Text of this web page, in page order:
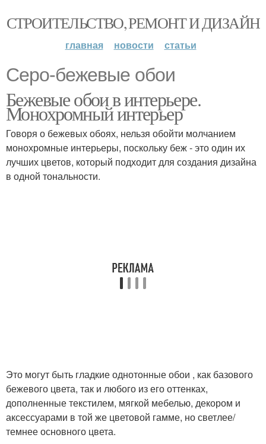
СТРОИТЕЛЬСТВО, РЕМОНТ И ДИЗАЙН
главная новости статьи
Серо-бежевые обои
Бежевые обои в интерьере.
Монохромный интерьер
Говоря о бежевых обоях, нельзя обойти молчанием
монохромные интерьеры, поскольку беж - это один их
лучших цветов, который подходит для создания дизайна
в одной тональности.
Это могут быть гладкие однотонные обои , как базового
бежевого цвета, так и любого из его оттенках,
дополненные текстилем, мягкой мебелью, декором и
аксессуарами в той же цветовой гамме, но светлее/
темнее основного цвета.